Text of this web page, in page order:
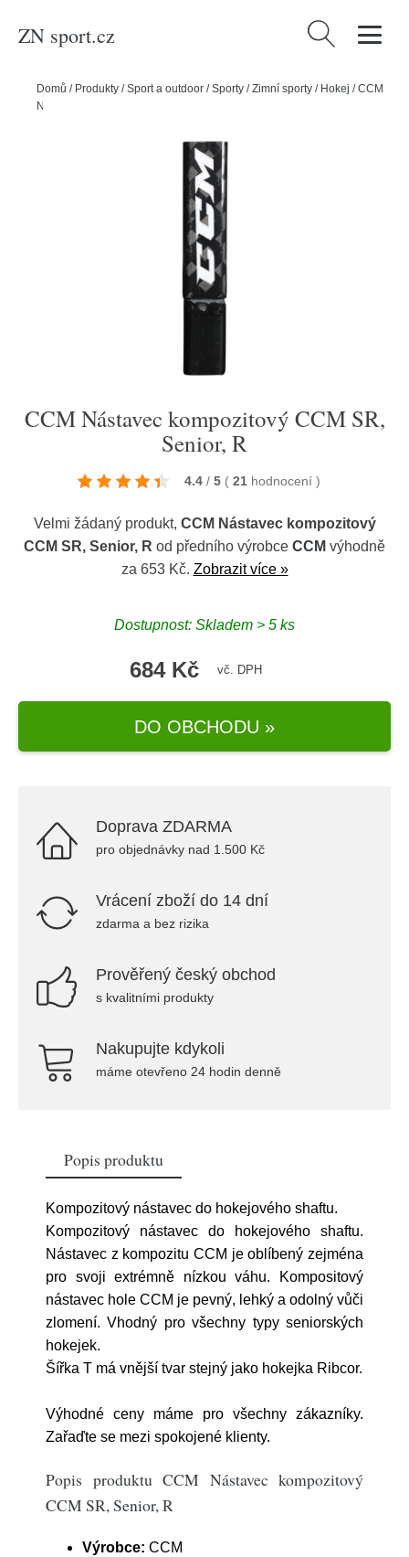
ZN sport.cz Vyhledávání
Domů / Produkty /Sport a outdoor /Sporty /Zimní sporty / Hokej /CCM
Nástavec kompozitový CCM SR, Senior, R
CCM Nástavec kompozitový CCM SR,
Senior, R
4.4 / 5 ( 21 hodnocení )
Velmi žádaný produkt, CCM Nástavec kompozitový
CCM SR, Senior, R od předního výrobce CCM výhodně
za 653 Kč. Zobrazit více »
Dostupnost: Skladem > 5 ks
684 Kč vč. DPH
DO OBCHODU »
Doprava ZDARMA
pro objednávky nad 1.500 Kč
Vrácení zboží do 14 dní
zdarma a bez rizika
Prověřený český obchod
s kvalitními produkty
Nakupujte kdykoli
máme otevřeno 24 hodin denně
Popis produktu
Kompozitový nástavec do hokejového shaftu.
Kompozitový nástavec do hokejového shaftu.
Nástavec z kompozitu CCM je oblíbený zejména
pro svoji extrémně nízkou váhu. Kompositový
nástavec hole CCM je pevný, lehký a odolný vůči
zlomení. Vhodný pro všechny typy seniorských
hokejek.
Šířka T má vnější tvar stejný jako hokejka Ribcor.
Výhodné ceny máme pro všechny zákazníky.
Zařaďte se mezi spokojené klienty.
Popis produktu CCM Nástavec kompozitový
CCM SR, Senior, R
Výrobce: CCM